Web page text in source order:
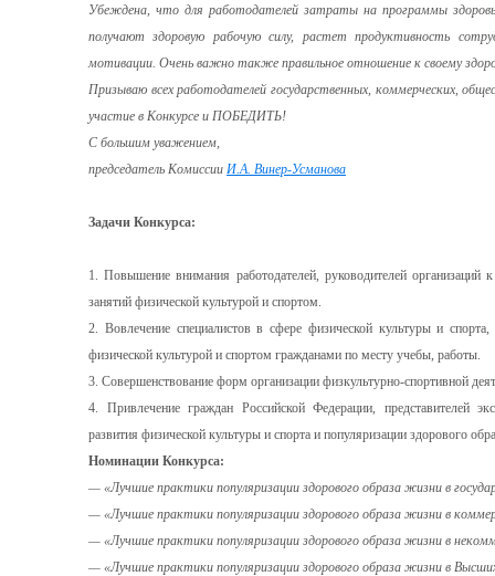
Убеждена, что для работодателей затраты на программы
получают здоровую рабочую силу, растет продуктивность
мотивации. Очень важно также правильное отношение к своему
Призываю всех работодателей государственных, коммерческих,
участие в Конкурсе и ПОБЕДИТЬ!
С большим уважением,
председатель Комиссии И.А. Винер-Усманова
Задачи Конкурса:
1. Повышение внимания работодателей, руководителей организаций
занятий физической культурой и спортом.
2. Вовлечение специалистов в сфере физической культуры и
физической культурой и спортом гражданами по месту учебы, работы.
3. Совершенствование форм организации физкультурно-спортивной
4. Привлечение граждан Российской Федерации, представителей
развития физической культуры и спорта и популяризации здорового
Номинации Конкурса:
— «Лучшие практики популяризации здорового образа жизни в
— «Лучшие практики популяризации здорового образа жизни в
— «Лучшие практики популяризации здорового образа жизни в
— «Лучшие практики популяризации здорового образа жизни в Высших